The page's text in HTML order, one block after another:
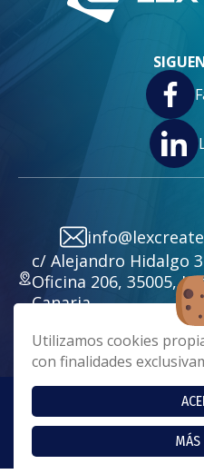
Utilizamos cookies
con finalidades
MÁS
c/ Alejandro Hidalgo
Oficina 206, 35005,
Canaria
Copyright 2024 - Lex Create.
Cookies|Aviso Legal
Página realizada